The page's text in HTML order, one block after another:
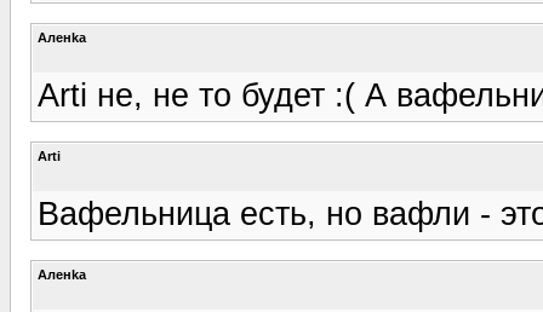
Аленka
Arti не, не то будет :( А
Arti
Вафельница есть, но вафли -
Аленka